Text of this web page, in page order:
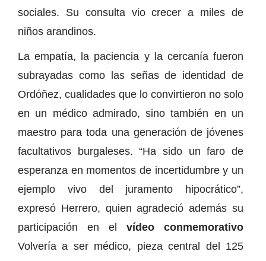
sociales. Su consulta vio crecer a miles de
niños arandinos.
La empatía, la paciencia y la cercanía fueron
subrayadas como las señas de identidad de
Ordóñez, cualidades que lo convirtieron no solo
en un médico admirado, sino también en un
maestro para toda una generación de jóvenes
facultativos burgaleses. “Ha sido un faro de
esperanza en momentos de incertidumbre y un
ejemplo vivo del juramento hipocrático”,
expresó Herrero, quien agradeció además su
participación en el vídeo conmemorativo
Volvería a ser médico, pieza central del 125